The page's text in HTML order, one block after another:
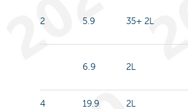
2 5.9 35+ 2L
6.9 2L
4 19.9 2L